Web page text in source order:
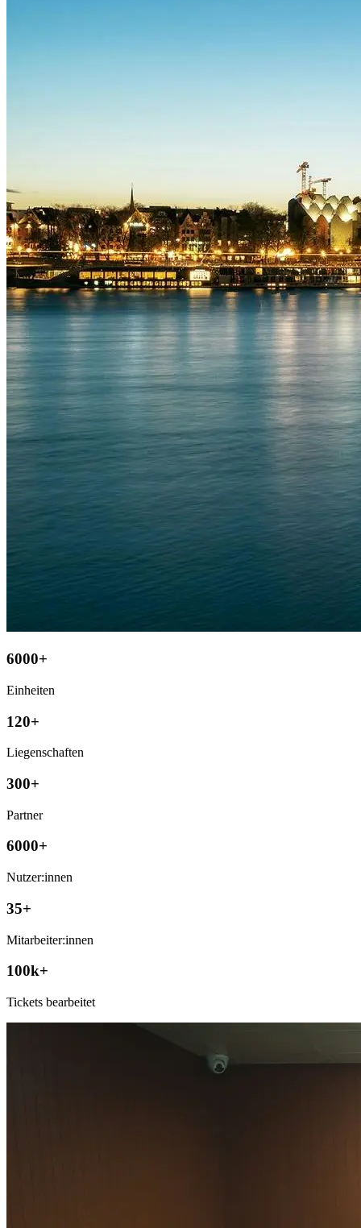
6000+
Einheiten
120+
Liegenschaften
300+
Partner
6000+
Nutzer:innen
35+
Mitarbeiter:innen
100k+
Tickets bearbeitet